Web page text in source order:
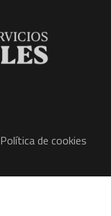
Política de cookies